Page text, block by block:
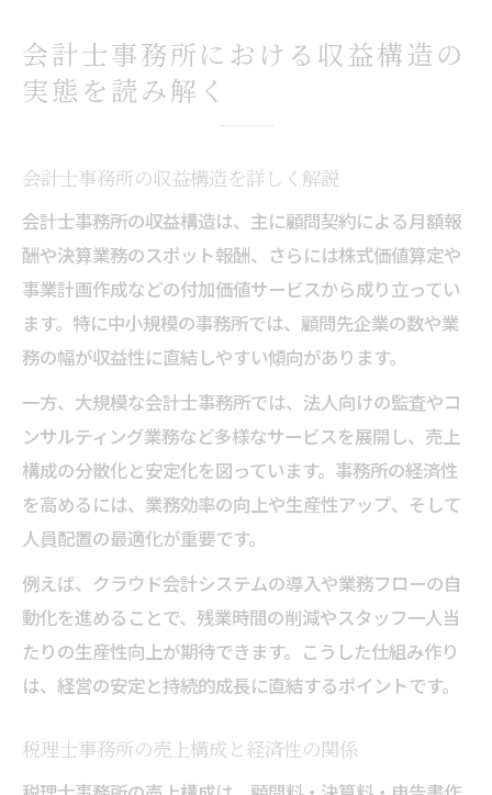
会計士事務所における収益構造の
実態を読み解く
会計士事務所の収益構造を詳しく解説
会計士事務所の収益構造は、主に顧問契約による月額報
酬や決算業務のスポット報酬、さらには株式価値算定や
事業計画作成などの付加価値サービスから成り立ってい
ます。特に中小規模の事務所では、顧問先企業の数や業
務の幅が収益性に直結しやすい傾向があります。
一方、大規模な会計士事務所では、法人向けの監査やコ
ンサルティング業務など多様なサービスを展開し、売上
構成の分散化と安定化を図っています。事務所の経済性
を高めるには、業務効率の向上や生産性アップ、そして
人員配置の最適化が重要です。
例えば、クラウド会計システムの導入や業務フローの自
動化を進めることで、残業時間の削減やスタッフ一人当
たりの生産性向上が期待できます。こうした仕組み作り
は、経営の安定と持続的成長に直結するポイントです。
税理士事務所の売上構成と経済性の関係